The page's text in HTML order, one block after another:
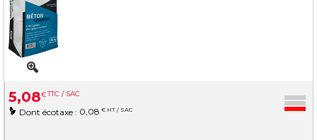
5,08€TTC / SAC
Dont écotaxe : 0,08 € HT / SAC